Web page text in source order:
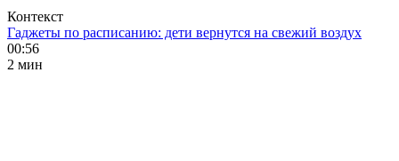
Контекст
Гаджеты по расписанию: дети вернутся на свежий воздух
00:56
2 мин